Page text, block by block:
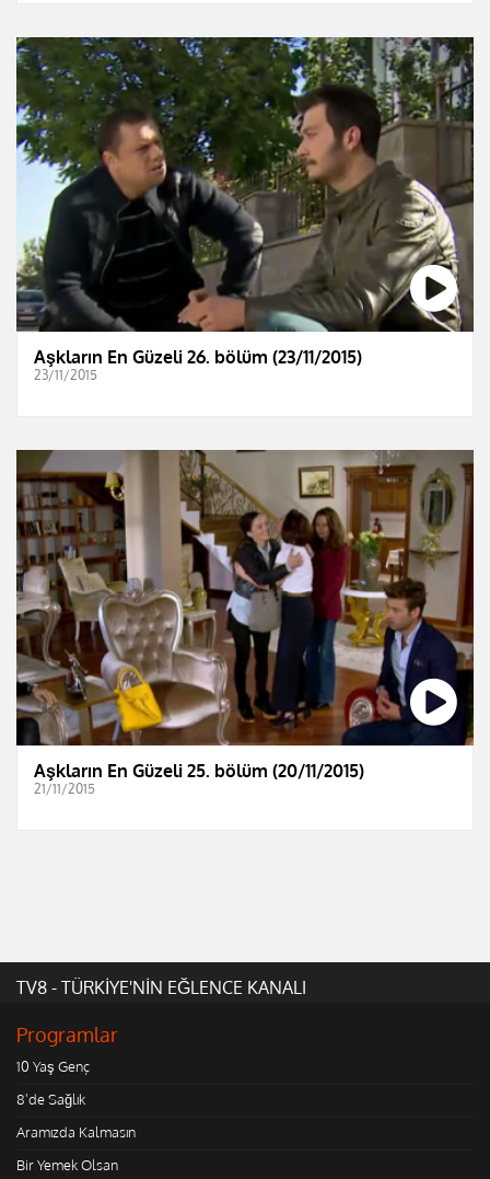
Aşkların En Güzeli 26. bölüm (23/11/2015)
23/11/2015
Aşkların En Güzeli 25. bölüm (20/11/2015)
21/11/2015
TV8 - TÜRKİYE'NİN EĞLENCE KANALI
Programlar
10 Yaş Genç
8'de Sağlık
Aramızda Kalmasın
Bir Yemek Olsan